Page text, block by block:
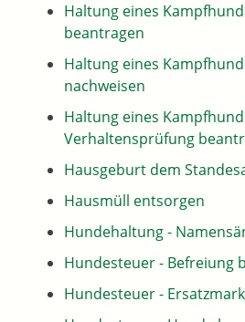
Haltung eines
beantragen
Haltung eines
nachweisen
Haltung eines
Verhaltensprüfung
Hausgeburt dem
Hausmüll entsorgen
Hundehaltung -
Hundesteuer - Befreiung
Hundesteuer -